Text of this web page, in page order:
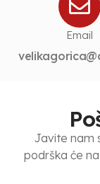
Email
Javite nam
podrška će